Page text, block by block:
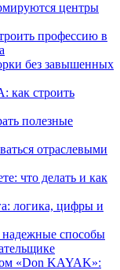
центры
профессию в
без завышенных
как строить
полезные
отраслевыми
что делать и как
логика, цифры и
способы
«Don KAYAK»: